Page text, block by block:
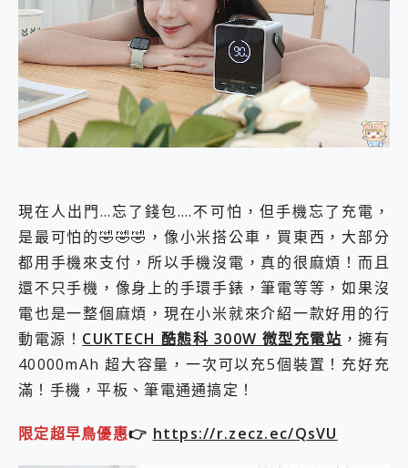
外型超吸晴~ 給您絕佳操控體驗 GravaStar Mercury K1 系列 異星機械鍵盤與 Mercury X 系列 輕量無線電競滑鼠 開箱 評測
開箱~變身「蜘蛛人」椅子軍師！MSI MPG 491CQP QD-OLED 超寬曲面電競螢幕，多工辦公、爽度滿滿的終極桌面體驗
iPhone 17 系列 有認證的防護來囉！ imos 首家導入 UL MCV 行銷宣告驗證的手機配件品牌
DJI Osmo Pocket 3 爽爽帶回家 歡慶 EaseUS 21 週年到來，「Slogan 海報徵稿活動」好康大放送
小巧好吸不擋鏡頭 有Qi2認證的 ONPRO MagReact MXs2 5000mAh薄型磁吸無線急速行動電源 開箱 評測
會走動的冷暖氣 SONY REON POCKET PRO 穿戴式智慧冷暖調溫裝置 開箱 評測
寶可夢飛人外掛iToolab AnyGo全新升級，GO Fest 五折優惠嗨翻天！支援 iOS/Android！
COMPUTEX 2025 來囉！AGI亞奇雷 AI・Gaming・創作儲存方案登場，趕快來AGI亞奇雷挑戰任務抽 PS5！
自帶線的 有線無線都能充 ONPRO MagReact M5 10000mAh 5合1 磁吸無線急速行動電源 開箱 評測
飛利浦 JS7310 ⚡【電急便｜行動儲能救車電源】 可靠的旅行夥伴！帶給您優異的安全性與強大供電效能
是螢幕也是電視! 一機超多用途「MSI微星 Modern MD272UPSW 27型」 4K IPS 輕薄商用智慧聯網螢幕 開箱 評測
您的專屬AI 助手 Yoga Slim 7 Aura Edition 觸控AI筆電 開箱 評測
iPhone、Apple Watch、AirPods耳機 三個設備充電一起搞定 ONPRO MagReact™ M3 3 in 1可攜摺疊無線充電器 開箱 評測
動靜皆宜「HUAWEI FreeArc」開放式耳掛耳機，無感配戴! 超穩超服貼，音質、通話也很優質
好玩好拍 vivo V50 ~ 口袋裡的 Zeiss 潮流攝影棚!
25種洗烘模式一機搞定! Roborock 衣莉莎白 H1 Neo分子篩洗脫烘 AI 滾筒洗衣機
給 MSI Claw 系列電競掌機 最完美的家 MSI Nest Docking Station 掌機專屬擴充底座 開箱 評測
2億 APO蔡司長焦神機降臨~ vivo X200 Pro、vivo X200 就是這麼好拍
現在人出門…忘了錢包….不可怕，但手機忘了充電，
是最可怕的🤣🤣🤣，像小米搭公車，買東西，大部分
都用手機來支付，所以手機沒電，真的很麻煩！而且
還不只手機，像身上的手環手錶，筆電等等，如果沒
電也是一整個麻煩，現在小米就來介紹一款好用的行
動電源！ CUKTECH 酷態科 300W 微型充電站 ，擁有
40000mAh 超大容量，一次可以充5個裝置！充好充
滿！手機，平板、筆電通通搞定！
限定超早鳥優惠👉 https://r.zecz.ec/QsVU